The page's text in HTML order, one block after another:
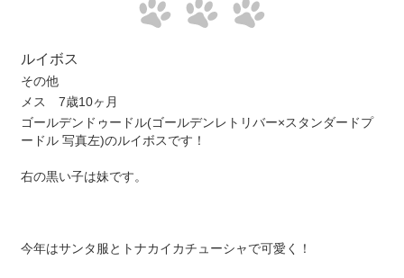
ルイボス
その他
メス 7歳10ヶ月
ゴールデンドゥードル(ゴールデンレトリバー×スタンダードプ
ードル 写真左)のルイボスです！
右の黒い子は妹です。
今年はサンタ服とトナカイカチューシャで可愛く！